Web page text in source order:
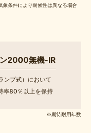
象条件により耐候性は異なる場合
2000無機-IR
ンプ式）において
率80％以上を保持
※期待耐用年数